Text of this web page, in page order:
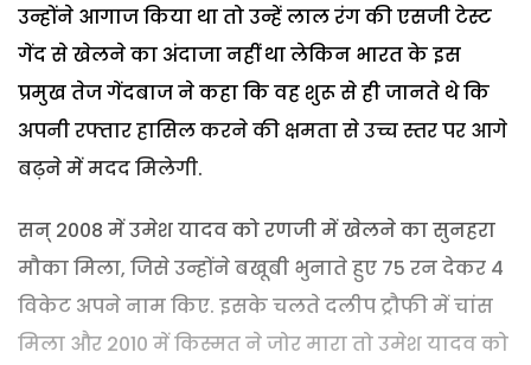
उन्होंने आगाज किया था तो उन्हें लाल रंग की एसजी टेस्ट
गेंद से खेलने का अंदाजा नहीं था लेकिन भारत के इस
प्रमुख तेज गेंदबाज ने कहा कि वह शुरू से ही जानते थे कि
अपनी रफ्तार हासिल करने की क्षमता से उच्च स्तर पर आगे
बढ़ने में मदद मिलेगी.
सन् 2008 में उमेश यादव को रणजी में खेलने का सुनहरा
मौका मिला, जिसे उन्होंने बखूबी भुनाते हुए 75 रन देकर 4
विकेट अपने नाम किए. इसके चलते दलीप ट्रौफी में चांस
मिला और 2010 में किस्मत ने जोर मारा तो उमेश यादव को